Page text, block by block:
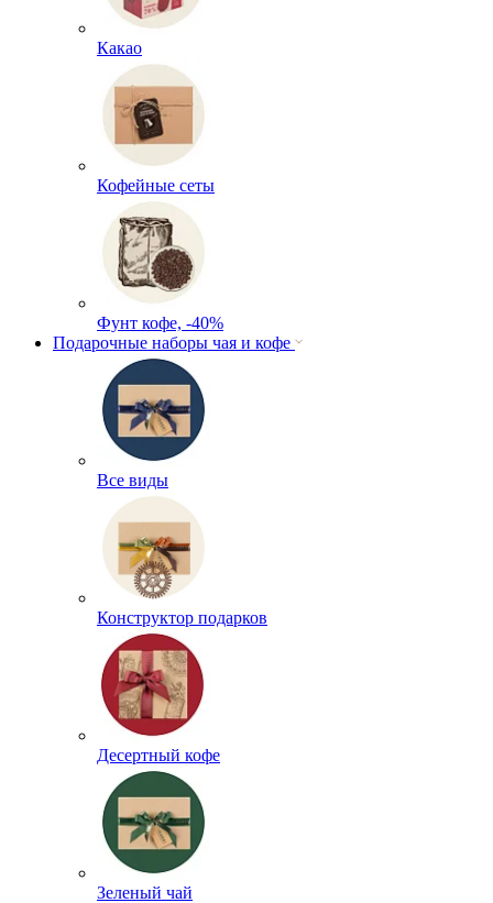
Какао
Кофейные сеты
Фунт кофе, -40%
Подарочные наборы чая и кофе
Все виды
Конструктор подарков
Десертный кофе
Зеленый чай